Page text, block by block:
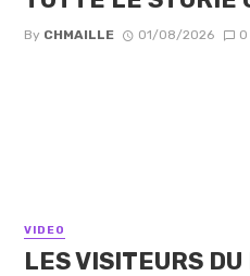
By CHMAILLE 01/08/2026 0
VIDEO
LES VISITEURS DU